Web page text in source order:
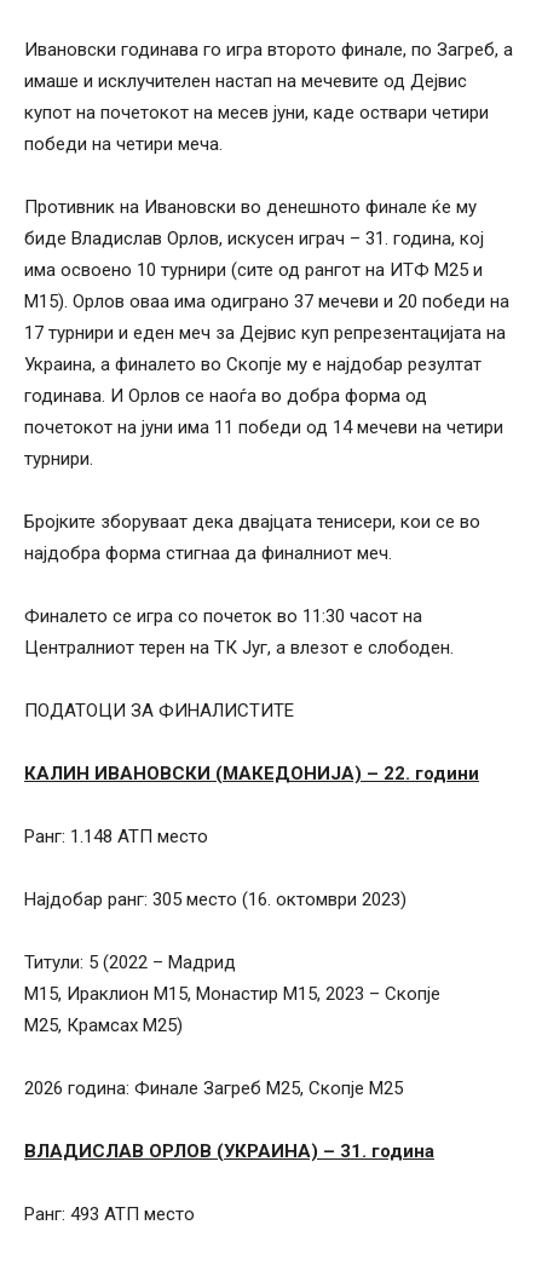
Ивановски годинава го игра второто финале, по Загреб, а
имаше и исклучителен настап на мечевите од Дејвис
купот на почетокот на месев јуни, каде оствари четири
победи на четири меча.
Противник на Ивановски во денешното финале ќе му
биде Владислав Орлов, искусен играч – 31. година, кој
има освоено 10 турнири (сите од рангот на ИТФ М25 и
М15). Орлов оваа има одиграно 37 мечеви и 20 победи на
17 турнири и еден меч за Дејвис куп репрезентацијата на
Украина, а финалето во Скопје му е најдобар резултат
годинава. И Орлов се наоѓа во добра форма од
почетокот на јуни има 11 победи од 14 мечеви на четири
турнири.
Бројките зборуваат дека двајцата тенисери, кои се во
најдобра форма стигнаа да финалниот меч.
Финалето се игра со почеток во 11:30 часот на
Централниот терен на ТК Југ, а влезот е слободен.
ПОДАТОЦИ ЗА ФИНАЛИСТИТЕ
КАЛИН ИВАНОВСКИ (МАКЕДОНИЈА) – 22. години
Ранг: 1.148 АТП место
Најдобар ранг: 305 место (16. октомври 2023)
Титули: 5 (2022 – Мадрид
М15, Ираклион М15, Монастир М15, 2023 – Скопје
М25, Крамсах М25)
2026 година: Финале Загреб М25, Скопје М25
ВЛАДИСЛАВ ОРЛОВ (УКРАИНА) – 31. година
Ранг: 493 АТП место